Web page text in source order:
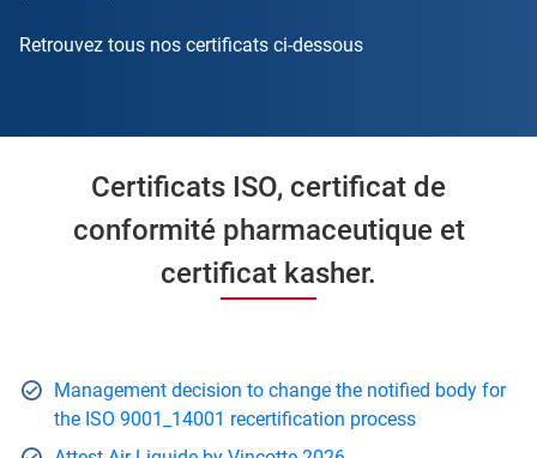
Retrouvez tous nos certificats ci-dessous
Certificats ISO, certificat de
conformité pharmaceutique et
certificat kasher.
Management decision to change the notified body for
the ISO 9001_14001 recertification process